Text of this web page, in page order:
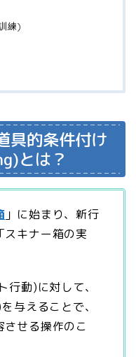
練)
具的条件付け
とは？
」に始まり、新行
スキナー箱の実
行動)に対して、
与えることで、
せる操作のこ